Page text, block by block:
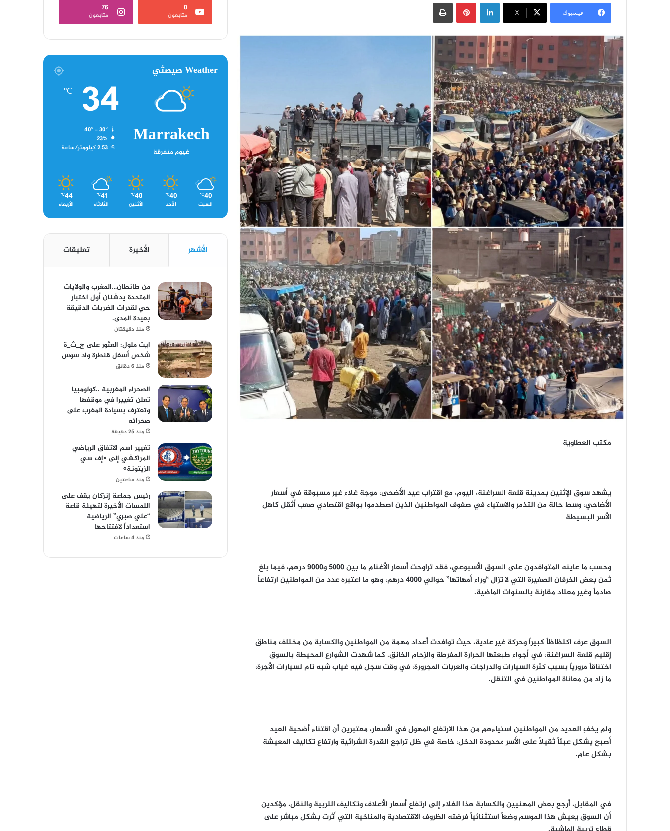
فيسبوك ‫X
لينكدإن بينتيريست
مكتب العطاوية
يشهد سوق الإثنين بمدينة قلعة السراغنة، اليوم، مع اقتراب عيد الأضحى، موجة غلاء غير مسبوقة في أسعار
الأضاحي، وسط حالة من التذمر والاستياء في صفوف المواطنين الذين اصطدموا بواقع اقتصادي صعب أثقل كاهل
الأسر البسيطة
وحسب ما عاينه المتوافدون على السوق الأسبوعي، فقد تراوحت أسعار الأغنام ما بين 5000 و9000 درهم، فيما بلغ
ثمن بعض الخرفان الصغيرة التي لا تزال “وراء أمهاتها” حوالي 4000 درهم، وهو ما اعتبره عدد من المواطنين ارتفاعاً
صادماً وغير معتاد مقارنة بالسنوات الماضية.
السوق عرف اكتظاظاً كبيراً وحركة غير عادية، حيث توافدت أعداد مهمة من المواطنين والكسابة من مختلف مناطق
إقليم قلعة السراغنة، في أجواء طبعتها الحرارة المفرطة والزحام الخانق. كما شهدت الشوارع المحيطة بالسوق
اختناقاً مرورياً بسبب كثرة السيارات والدراجات والعربات المجرورة، في وقت سجل فيه غياب شبه تام لسيارات الأجرة،
ما زاد من معاناة المواطنين في التنقل.
ولم يخفِ العديد من المواطنين استياءهم من هذا الارتفاع المهول في الأسعار، معتبرين أن اقتناء أضحية العيد
أصبح يشكل عبئاً ثقيلاً على الأسر محدودة الدخل، خاصة في ظل تراجع القدرة الشرائية وارتفاع تكاليف المعيشة
بشكل عام.
في المقابل، أرجع بعض المهنيين والكسابة هذا الغلاء إلى ارتفاع أسعار الأعلاف وتكاليف التربية والنقل، مؤكدين
أن السوق يعيش هذا الموسم وضعاً استثنائياً فرضته الظروف الاقتصادية والمناخية التي أثرت بشكل مباشر على
0
متابعون
76
متابعون
Weather صيصثي
Marrakech
غيوم متفرقة
34
℃
40º - 30º
23%
2.53 كيلومتر/ساعة
40
℃
السبت
40
℃
الأحد
40
℃
الأثنين
41
℃
الثلاثاء
44
℃
الأربعاء
الأشهر الأخيرة تعليقات
من طانطان…المغرب والولايات
المتحدة يدشنان أول اختبار
حي لقدرات الضربات الدقيقة
بعيدة المدى.
منذ دقيقتان
ايت ملول: العثور على ج_ث_ة
شخص أسفل قنطرة واد سوس
منذ 6 دقائق
الصحراء المغربية ..كولومبيا
تعلن تغييرا في موقفها
وتعترف بسيادة المغرب على
صحرائه
منذ 25 دقيقة
تغيير اسم الاتفاق الرياضي
المراكشي إلى «إف سي
الزيتونة»
منذ ساعتين
رئيس جماعة إنزكان يقف على
اللمسات الأخيرة لتهيئة قاعة
“علي صبري” الرياضية
استعداداً لافتتاحها
منذ 4 ساعات